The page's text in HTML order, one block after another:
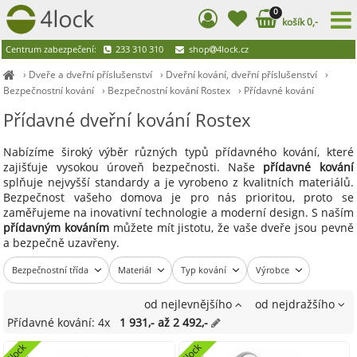
› Dveře a dveřní příslušenství › Dveřní kování, dveřní příslušenství ›
Bezpečnostní kování › Bezpečnostní kování Rostex › Přídavné kování
Přídavné dveřní kování Rostex
Nabízíme široký výběr různých typů přídavného kování, které
zajišťuje vysokou úroveň bezpečnosti. Naše přídavné kování
splňuje nejvyšší standardy a je vyrobeno z kvalitních materiálů.
Bezpečnost vašeho domova je pro nás prioritou, proto se
zaměřujeme na inovativní technologie a moderní design. S naším
přídavným kováním můžete mít jistotu, že vaše dveře jsou pevně
a bezpečně uzavřeny.
Bezpečnostní třída Materiál Typ kování Výrobce
od nejlevnějšího
od nejdražšího
Přídavné kování: 4x
1 931,- až 2 492,-
0
košík 0,-
Centrum zabezpečení: 233 310 310 shop 4lock.cz